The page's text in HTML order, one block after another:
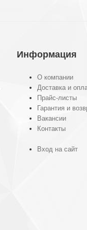
Информация
О компании
Доставка и
Прайс-листы
Гарантия и
Вакансии
Контакты
Вход на сайт